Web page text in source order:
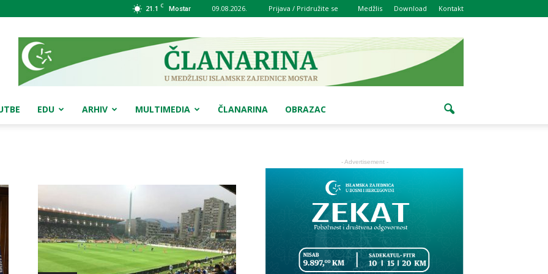
21.1 C Mostar 09.08.2026. Prijava / Pridružite se Medžlis Download Kontakt
EDU ARHIV MULTIMEDIA ČLANARINA OBRAZAC
- Advertisement -